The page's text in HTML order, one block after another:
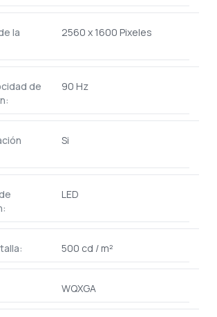
la
2560 x 1600 Pixeles
de
90 Hz
Si
LED
500 cd / m²
WQXGA